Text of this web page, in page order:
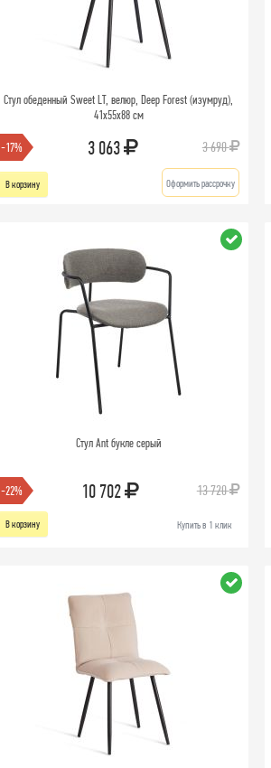
Стул обеденный Sweet LT, велюр, Deep Forest (изумруд),
41х55х88 см
-17% 3 063 3 690
В корзину Оформить рассрочку
Стул Ant букле серый
-22% 10 702 13 720
В корзину Купить в 1 клик